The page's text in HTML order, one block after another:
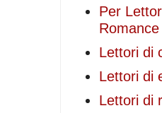
Per
Romance
Lettori di
Lettori di
Lettori di